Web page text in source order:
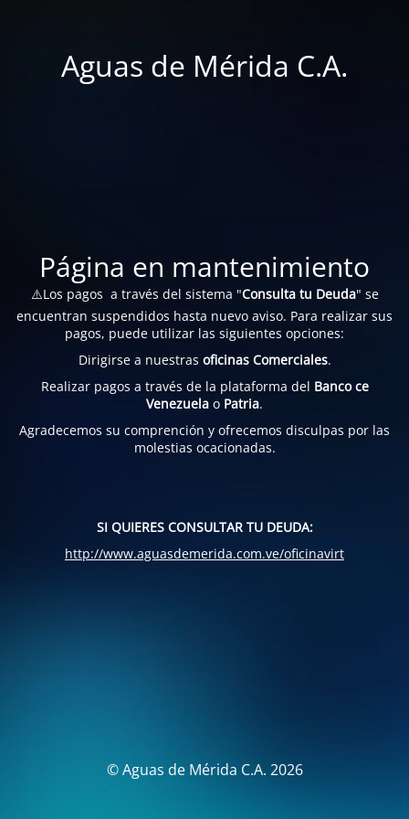
Aguas de Mérida C.A.
Página en mantenimiento
⚠️Los pagos a través del sistema "Consulta tu Deuda" se
encuentran suspendidos hasta nuevo aviso. Para realizar sus
pagos, puede utilizar las siguientes opciones:
Dirigirse a nuestras oficinas Comerciales.
Realizar pagos a través de la plataforma del Banco ce
Venezuela o Patria.
Agradecemos su comprención y ofrecemos disculpas por las
molestias ocacionadas.
SI QUIERES CONSULTAR TU DEUDA:
http://www.aguasdemerida.com.ve/oficinavirt
© Aguas de Mérida C.A. 2026